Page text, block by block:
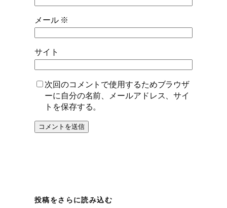
メール ※
サイト
次回のコメントで使用するためブラウザ
ーに自分の名前、メールアドレス、サイ
トを保存する。
投稿をさらに読み込む